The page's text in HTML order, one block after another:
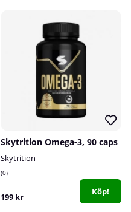
Skytrition Omega-3, 90 caps
Skytrition
0
199 kr Köp!